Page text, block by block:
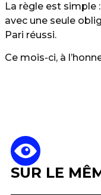
La règle est simple
avec une seule
Pari réussi.
Ce mois-ci, à
SUR LE